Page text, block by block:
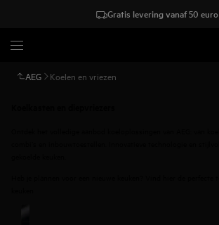
Gratis levering vanaf 50 euro
AEG Koelen en vriezen